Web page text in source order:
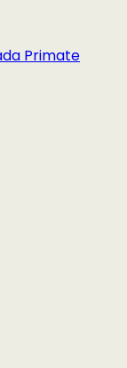
Primate